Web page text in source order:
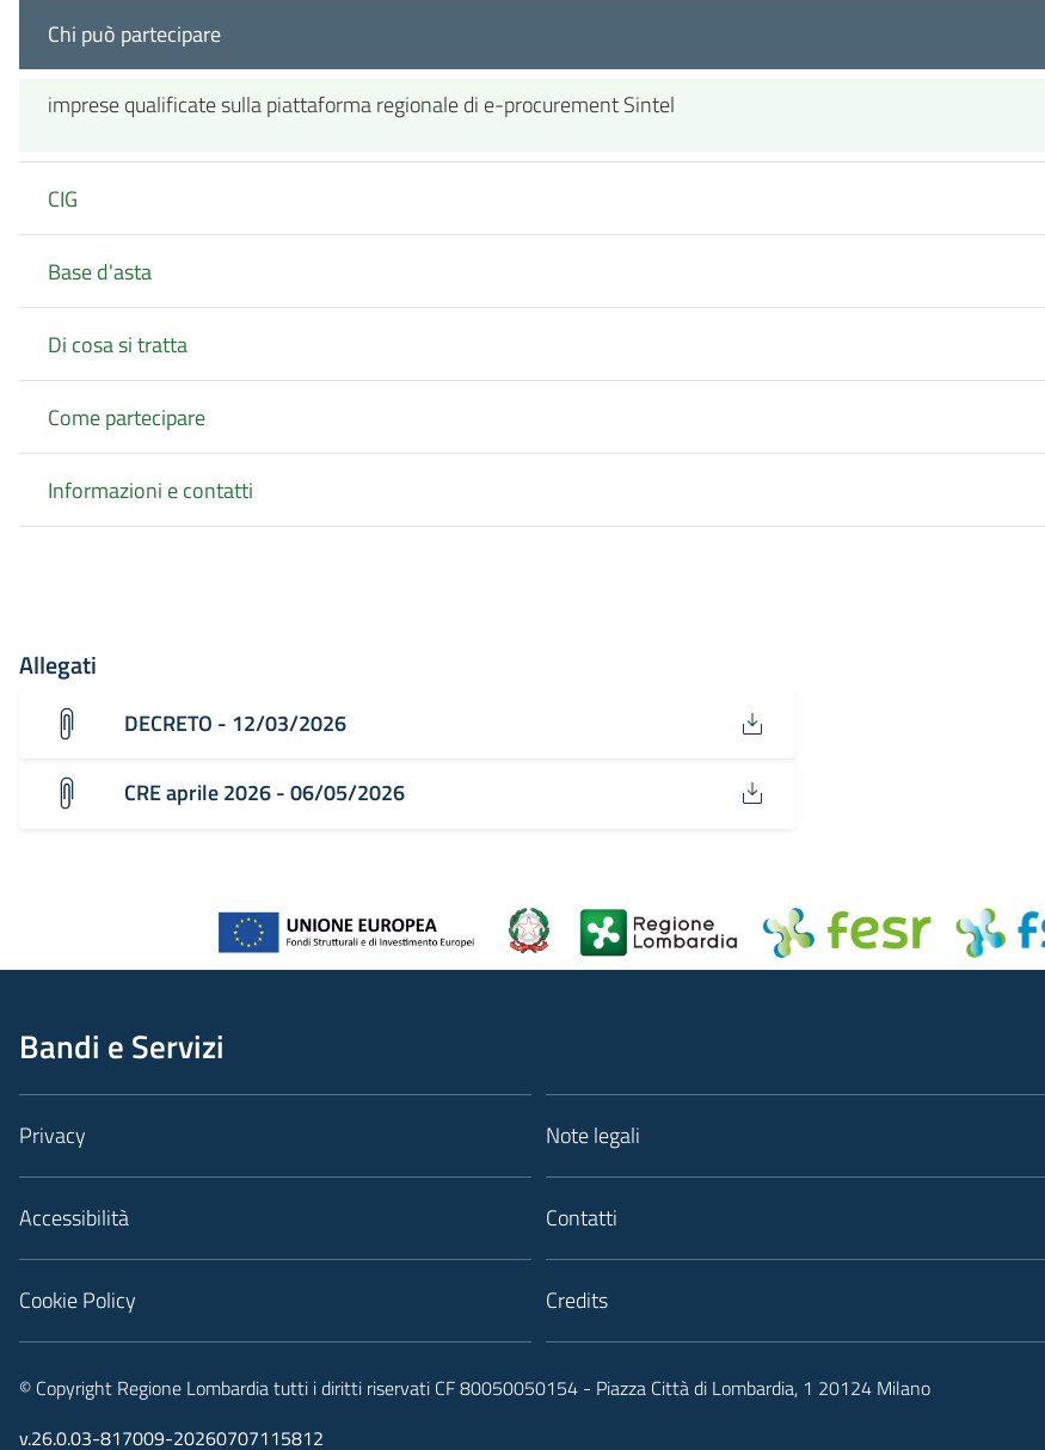
Chi può partecipare
imprese qualificate sulla piattaforma regionale di e-procurement Sintel
CIG
Base d'asta
Di cosa si tratta
Come partecipare
Informazioni e contatti
Allegati
DECRETO - 12/03/2026
CRE aprile 2026 - 06/05/2026
Bandi e Servizi
Privacy
Accessibilità
Cookie Policy
Note legali
Contatti
Credits
© Copyright Regione Lombardia tutti i diritti riservati CF 80050050154 - Piazza Città di Lombardia, 1 20124 Milano
v.26.0.03-817009-20260707115812